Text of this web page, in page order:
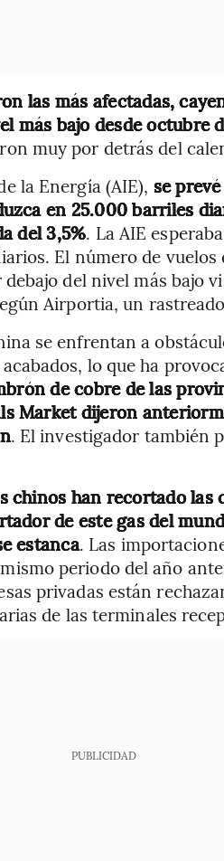
las más afectadas,
más bajo desde octubre
muy por detrás del
la Energía (AIE), se
en 25.000 barriles
del 3,5%. La AIE
El número de vuelos
del nivel más bajo
Airportia, un
se enfrentan a
lo que ha
de cobre de las
Market dijeron
. El investigador también
han recortado las
de este gas del
estanca. Las
periodo del año
privadas están
de las terminales
PUBLICIDAD